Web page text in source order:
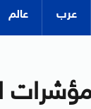
عرب عالم